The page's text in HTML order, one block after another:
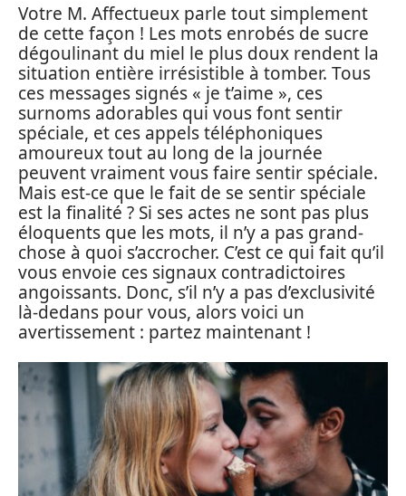
Votre M. Affectueux parle tout simplement
de cette façon ! Les mots enrobés de sucre
dégoulinant du miel le plus doux rendent la
situation entière irrésistible à tomber. Tous
ces messages signés « je t’aime », ces
surnoms adorables qui vous font sentir
spéciale, et ces appels téléphoniques
amoureux tout au long de la journée
peuvent vraiment vous faire sentir spéciale.
Mais est-ce que le fait de se sentir spéciale
est la finalité ? Si ses actes ne sont pas plus
éloquents que les mots, il n’y a pas grand-
chose à quoi s’accrocher. C’est ce qui fait qu’il
vous envoie ces signaux contradictoires
angoissants. Donc, s’il n’y a pas d’exclusivité
là-dedans pour vous, alors voici un
avertissement : partez maintenant !